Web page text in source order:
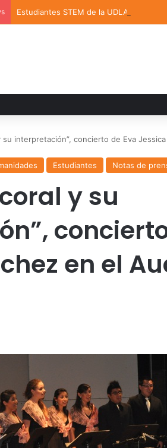
Estudiantes STEM de la UDLAP
su interpretación”, concierto de Eva
Estudiantes Notas de
y su
en el